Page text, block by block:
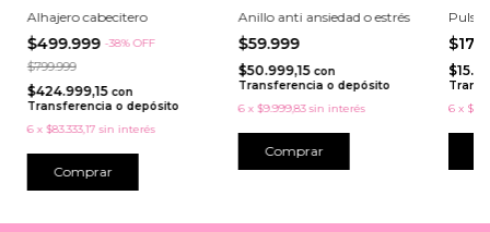
Alhajero cabecitero
$499.999 -38%OFF
$799.999
$424.999,15 con
Transferencia o depósito
6 x $83.333,17 sin interés
Comprar
Anillo anti ansiedad o estrés
$59.999
$50.999,15 con
Transferencia o depósito
6 x $9.999,83 sin interés
6 x